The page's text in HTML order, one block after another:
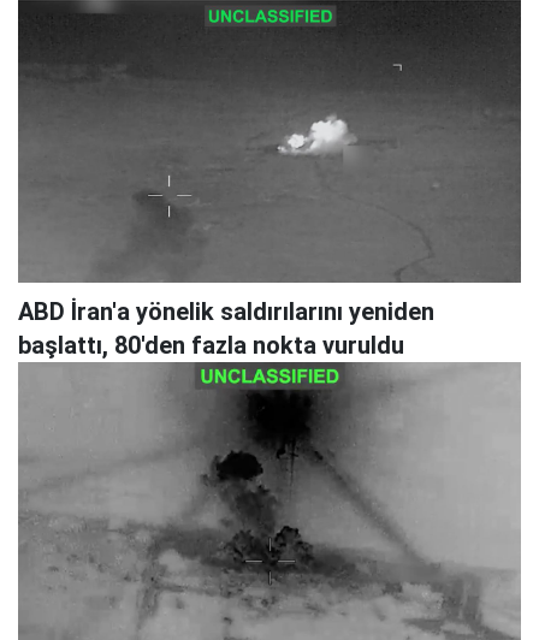
ABD İran'a yönelik saldırılarını yeniden
başlattı, 80'den fazla nokta vuruldu